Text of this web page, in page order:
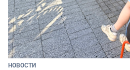
НОВОСТИ